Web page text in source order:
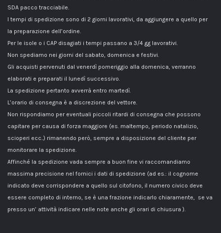
SDA pacco tracciabile.
I tempi di spedizione sono di 2 giorni lavorativi, da aggiungere a quello per
la preparazione dell’ordine.
Per le isole o i CAP disagiati i tempi passano a 3/4 gg lavorativi.
Non spediamo nei giorni del sabato, domenica e festivi.
Gli acquisti pervenuti dal venerdì pomeriggio alla domenica, verranno
elaborati e preparati il lunedì successivo.
La spedizione pertanto avverrà entro martedì.
L’orario di consegna è a discrezione del vettore.
Non rispondiamo per eventuali piccoli ritardi di consegna che possono
capitare per causa di forza maggiore (es. maltempo, periodo natalizio,
scioperi ecc..) rimanendo però, sempre a disposizione del cliente per
monitorare la spedizione.
Affinché la spedizione vada sempre a buon fine vi raccomandiamo
massima precisione nel fornici i dati di spedizione (ad es.: il cognome
indicato deve corrispondere a quello sul citofono, il numero civico deve
essere completo di interno, se è una frazione indicarlo chiaramente, se va
presso un’ attività indicare nelle note anche gli orari di chiusura ).